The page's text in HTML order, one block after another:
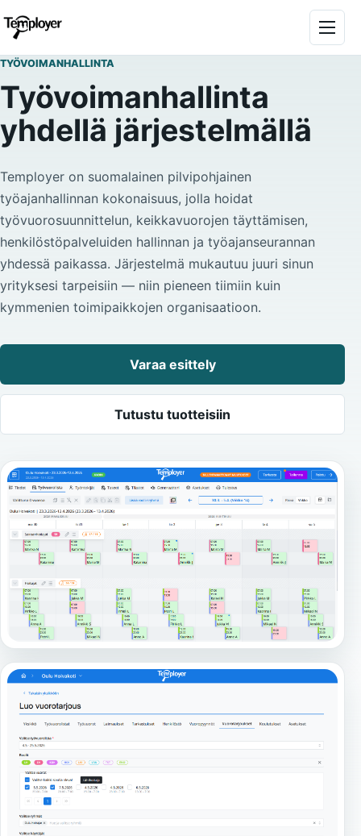
Avaa
TYÖVOIMANHALLINTA
Työvoimanhallinta
yhdellä järjestelmällä
Temployer on suomalainen pilvipohjainen
työajanhallinnan kokonaisuus, jolla hoidat
työvuorosuunnittelun, keikkavuorojen täyttämisen,
henkilöstöpalveluiden hallinnan ja työajanseurannan
yhdessä paikassa. Järjestelmä mukautuu juuri sinun
yrityksesi tarpeisiin — niin pieneen tiimiin kuin
kymmenien toimipaikkojen organisaatioon.
Varaa esittely
Tutustu tuotteisiin